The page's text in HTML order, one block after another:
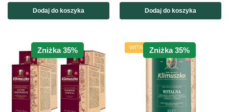
Dodaj do koszyka Dodaj do koszyka
Zniżka 35% Zniżka 35%
WITALNOŚĆ